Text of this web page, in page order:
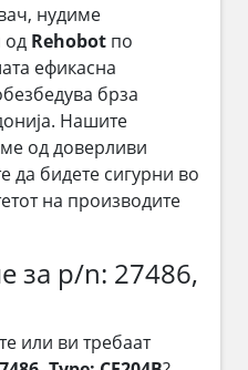
нудиме
од Rehobot по
ефикасна
брза
Нашите
од доверливи
да бидете сигурни во
на производите
за p/n: 27486,
или ви требаат